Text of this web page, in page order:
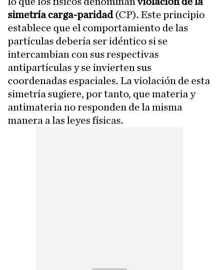
simetría carga-paridad(CP). Este principio
establece que el comportamiento de las
partículas debería ser idéntico si se
intercambian con sus respectivas
antipartículas y se invierten sus
coordenadas espaciales. La violación de esta
simetría sugiere, por tanto, que materia y
antimateria no responden de la misma
manera a las leyes físicas.